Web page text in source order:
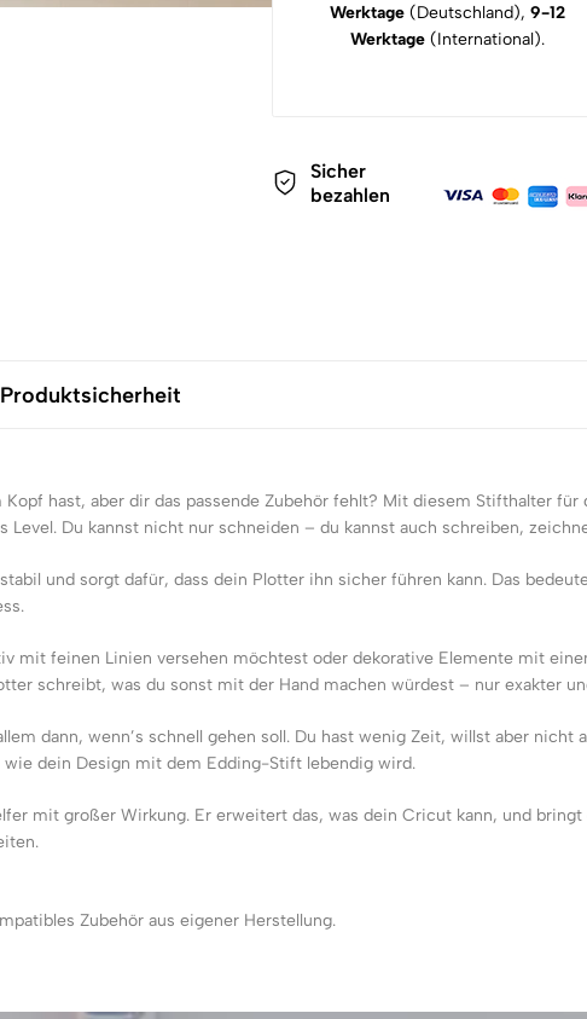
Werktage (Deutschland), 9-12
Werktage(International).
Sicher
bezahlen
Produktsicherheit
hast, aber dir das passende Zubehör fehlt? Mit diesem Stifthalter für
Level. Du kannst nicht nur schneiden – du kannst auch schreiben,
und sorgt dafür, dass dein Plotter ihn sicher führen kann. Das
mit feinen Linien versehen möchtest oder dekorative Elemente mit
schreibt, was du sonst mit der Hand machen würdest – nur exakter
dann, wenn’s schnell gehen soll. Du hast wenig Zeit, willst aber
dein Design mit dem Edding-Stift lebendig wird.
mit großer Wirkung. Er erweitert das, was dein Cricut kann, und
Zubehör aus eigener Herstellung.